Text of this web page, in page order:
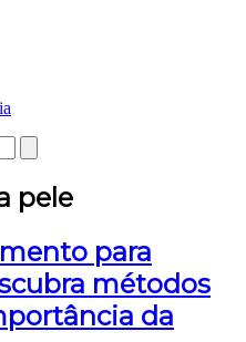
pele
para
métodos
da